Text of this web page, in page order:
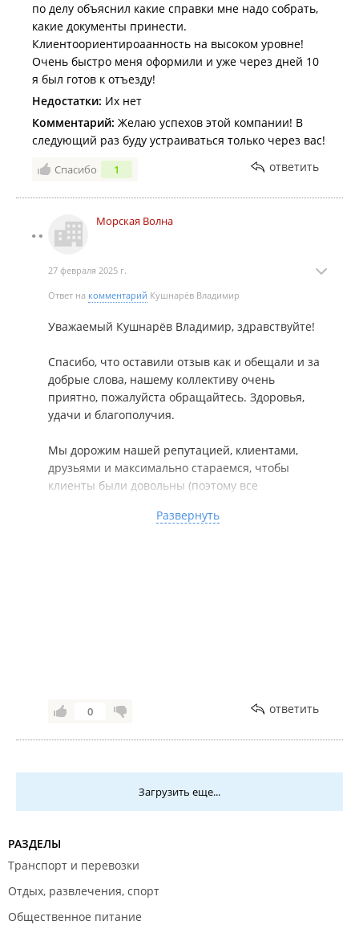
по делу объяснил какие справки мне надо собрать,
какие документы принести.
Клиентоориентироаанность на высоком уровне!
Очень быстро меня оформили и уже через дней 10
я был готов к отъезду!
Недостатки: Их нет
Комментарий: Желаю успехов этой компании! В
следующий раз буду устраиваться только через вас!
Спасибо 1 ответить
Морская Волна
27 февраля 2025 г.
Ответ на комментарий Кушнарёв Владимир
Уважаемый Кушнарёв Владимир, здравствуйте!
Спасибо, что оставили отзыв как и обещали и за
добрые слова, нашему коллективу очень
приятно, пожалуйста обращайтесь. Здоровья,
удачи и благополучия.
Мы дорожим нашей репутацией, клиентами,
друзьями и максимально стараемся, чтобы
клиенты были довольны (поэтому все
Спасибо за обращение, сотрудничество и
/ "МОРСКАЯ ВОЛНА".
Развернуть
0 ответить
Загрузить еще...
РАЗДЕЛЫ
Транспорт и перевозки
Отдых, развлечения, спорт
Общественное питание